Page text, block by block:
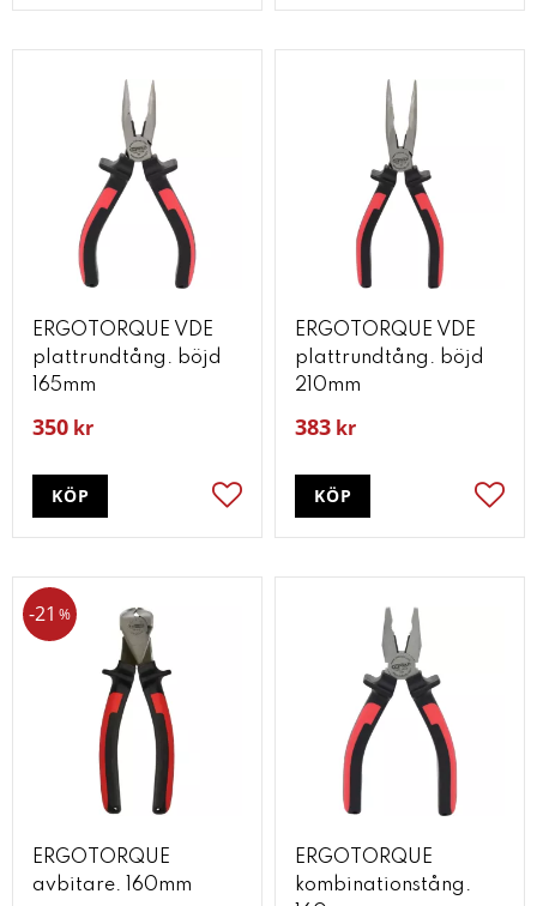
ERGOTORQUE VDE
plattrundtång. böjd
165mm
350 kr
Lägg till i favoriter
KÖP
ERGOTORQUE VDE
plattrundtång. böjd
210mm
383 kr
KÖP
ERGOTORQUE
avbitare. 160mm
21 %
ERGOTORQUE
kombinationstång.